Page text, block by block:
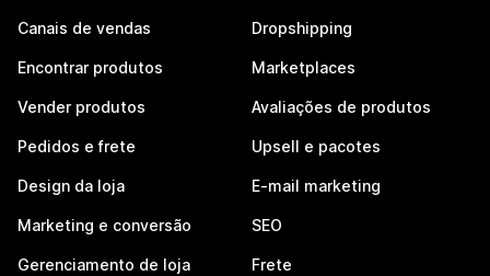
Canais de vendas
Encontrar produtos
Vender produtos
Pedidos e frete
Design da loja
Marketing e conversão
Gerenciamento de loja
Dropshipping
Marketplaces
Avaliações de produtos
Upsell e pacotes
E-mail marketing
SEO
Frete